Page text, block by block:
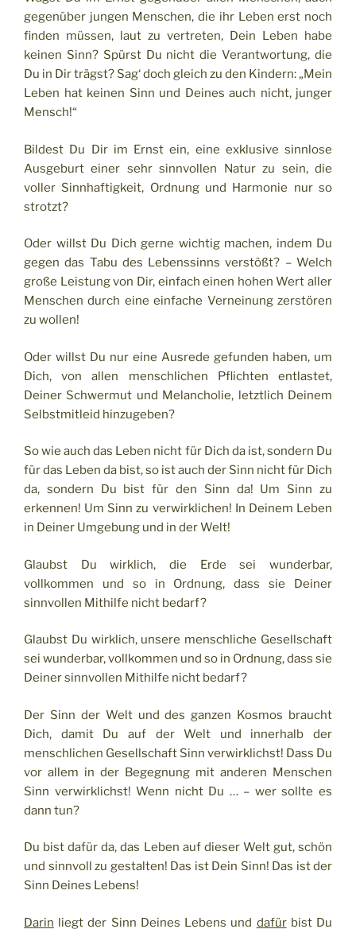
gegenüber jungen Menschen, die ihr Leben erst noch
finden müssen, laut zu vertreten, Dein Leben habe
keinen Sinn? Spürst Du nicht die Verantwortung, die
Du in Dir trägst? Sag‘ doch gleich zu den Kindern: „Mein
Leben hat keinen Sinn und Deines auch nicht, junger
Mensch!“
Bildest Du Dir im Ernst ein, eine exklusive sinnlose
Ausgeburt einer sehr sinnvollen Natur zu sein, die
voller Sinnhaftigkeit, Ordnung und Harmonie nur so
strotzt?
Oder willst Du Dich gerne wichtig machen, indem Du
gegen das Tabu des Lebenssinns verstößt? – Welch
große Leistung von Dir, einfach einen hohen Wert aller
Menschen durch eine einfache Verneinung zerstören
zu wollen!
Oder willst Du nur eine Ausrede gefunden haben, um
Dich, von allen menschlichen Pflichten entlastet,
Deiner Schwermut und Melancholie, letztlich Deinem
Selbstmitleid hinzugeben?
So wie auch das Leben nicht für Dich da ist, sondern Du
für das Leben da bist, so ist auch der Sinn nicht für Dich
da, sondern Du bist für den Sinn da! Um Sinn zu
erkennen! Um Sinn zu verwirklichen! In Deinem Leben
in Deiner Umgebung und in der Welt!
Glaubst Du wirklich, die Erde sei wunderbar,
vollkommen und so in Ordnung, dass sie Deiner
sinnvollen Mithilfe nicht bedarf?
Glaubst Du wirklich, unsere menschliche Gesellschaft
sei wunderbar, vollkommen und so in Ordnung, dass sie
Deiner sinnvollen Mithilfe nicht bedarf?
Der Sinn der Welt und des ganzen Kosmos braucht
Dich, damit Du auf der Welt und innerhalb der
menschlichen Gesellschaft Sinn verwirklichst! Dass Du
vor allem in der Begegnung mit anderen Menschen
Sinn verwirklichst! Wenn nicht Du … – wer sollte es
dann tun?
Du bist dafür da, das Leben auf dieser Welt gut, schön
und sinnvoll zu gestalten! Das ist Dein Sinn! Das ist der
Sinn Deines Lebens!
Darin liegt der Sinn Deines Lebens und dafürbist Du